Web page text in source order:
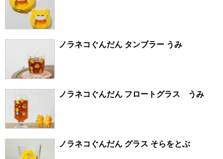
ノラネコぐんだん タンブラー うみ
ノラネコぐんだん フロートグラス うみ
ノラネコぐんだん グラス そらをとぶ